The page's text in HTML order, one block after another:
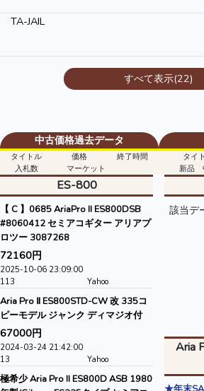
TA-JAIL
すべて表示(22)
中古価格過去データ
タイトル 価格
終了時間
入札数
マーケット
タイ
新品
ES-800
【 C 】0685 AriaPro II ES800DSB
#8060412 セミアコギター アリアプ
ロツー 3087268
72160円
2025-10-06 23:09:00
113
Yahoo
Aria Pro Ⅱ ES800STD-CW 改 335コ
ピーモデル ジャンク ディマジオ付
67000円
2024-03-24 21:42:00
13
Yahoo
極希少 Aria Pro II ES800D ASB 1980
該当デ
Aria